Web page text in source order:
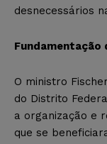
desnecessários
Fundamentação
O ministro
do Distrito
a organização e
que se